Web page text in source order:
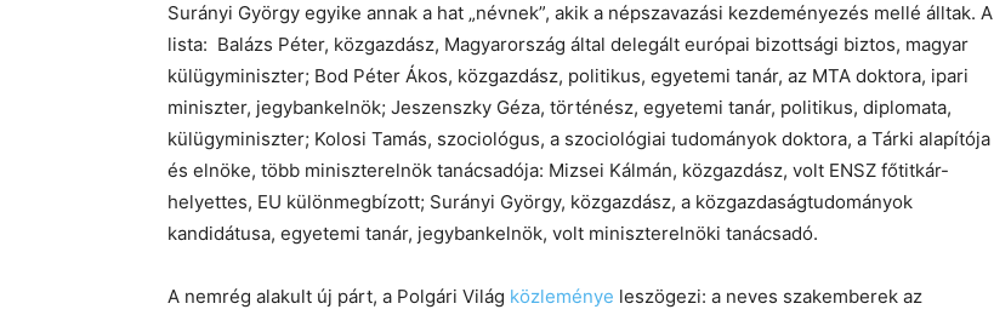
Surányi György egyike annak a hat „névnek”, akik a népszavazási kezdeményezés mellé álltak. A
lista: Balázs Péter, közgazdász, Magyarország által delegált európai bizottsági biztos, magyar
külügyminiszter; Bod Péter Ákos, közgazdász, politikus, egyetemi tanár, az MTA doktora, ipari
miniszter, jegybankelnök; Jeszenszky Géza, történész, egyetemi tanár, politikus, diplomata,
külügyminiszter; Kolosi Tamás, szociológus, a szociológiai tudományok doktora, a Tárki alapítója
és elnöke, több miniszterelnök tanácsadója: Mizsei Kálmán, közgazdász, volt ENSZ főtitkár-
helyettes, EU különmegbízott; Surányi György, közgazdász, a közgazdaságtudományok
kandidátusa, egyetemi tanár, jegybankelnök, volt miniszterelnöki tanácsadó.
A nemrég alakult új párt, a Polgári Világ közleménye leszögezi: a neves szakemberek az